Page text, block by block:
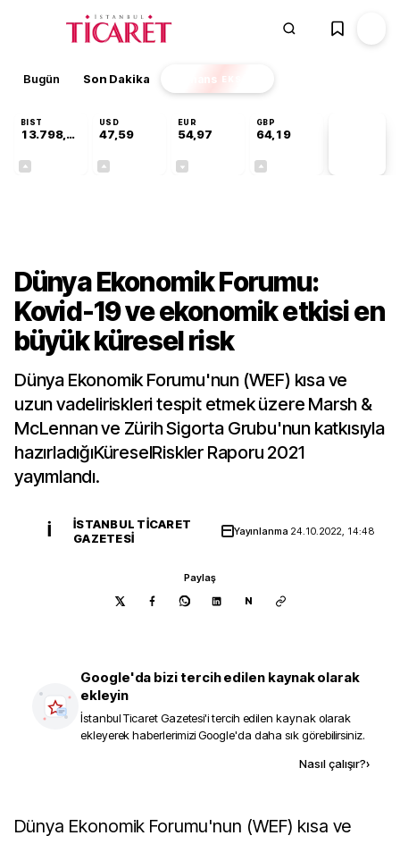
Bugün Son Dakika Finans EKSTRA
BIST
13.798,82
USD
47,59
EUR
54,97
GBP
64,19
Dünya Ekonomik Forumu:
Kovid-19 ve ekonomik etkisi en
büyük küresel risk
Dünya Ekonomik Forumu'nun (WEF) kısa ve
uzun vadeliriskleri tespit etmek üzere Marsh &
McLennan ve Zürih Sigorta Grubu'nun katkısıyla
hazırladığıKüreselRiskler Raporu 2021
yayımlandı.
İ
İSTANBUL TICARET
GAZETESI
Yayınlanma 24.10.2022, 14:48
Paylaş
N
Google'da bizi tercih edilen kaynak olarak
ekleyin
İstanbul Ticaret Gazetesi'i tercih edilen kaynak olarak
ekleyerek haberlerimizi Google'da daha sık görebilirsiniz.
Nasıl çalışır?›
Dünya Ekonomik Forumu'nun (WEF) kısa ve